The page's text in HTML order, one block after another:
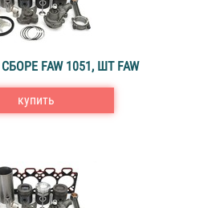
FAW 1051, ШТ FAW
купить